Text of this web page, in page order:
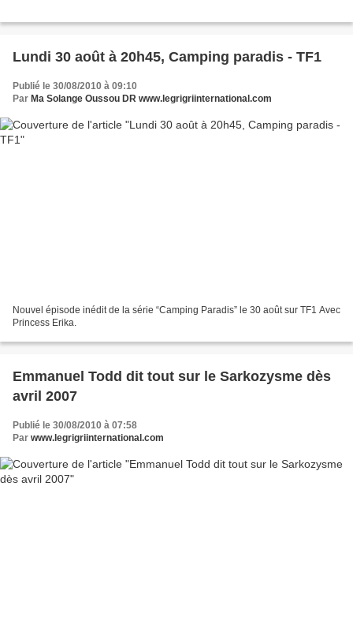
Lundi 30 août à 20h45, Camping paradis - TF1
Publié le 30/08/2010 à 09:10
Par Ma Solange Oussou DR www.legrigriinternational.com
Nouvel épisode inédit de la série “Camping Paradis” le 30 août sur TF1 Avec
Princess Erika.
Emmanuel Todd dit tout sur le Sarkozysme dès
avril 2007
Publié le 30/08/2010 à 07:58
Par www.legrigriinternational.com